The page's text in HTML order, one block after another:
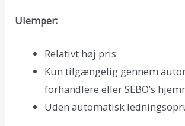
Ulemper:
Relativt høj pris
Kun tilgængelig gennem
forhandlere eller SEBO’s
Uden automatisk